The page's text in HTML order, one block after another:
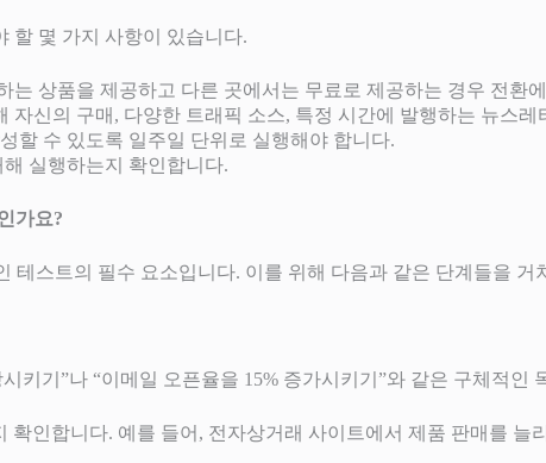
할 몇 가지 사항이 있습니다.
상품을 제공하고 다른 곳에서는 무료로 제공하는 경우 전환
신의 구매, 다양한 트래픽 소스, 특정 시간에 발행하는 뉴스
할 수 있도록 일주일 단위로 실행해야 합니다.
실행하는지 확인합니다.
가요?
스트의 필수 요소입니다. 이를 위해 다음과 같은 단계들을 거
키기”나 “이메일 오픈율을 15% 증가시키기”와 같은 구체적인
인합니다. 예를 들어, 전자상거래 사이트에서 제품 판매를 늘